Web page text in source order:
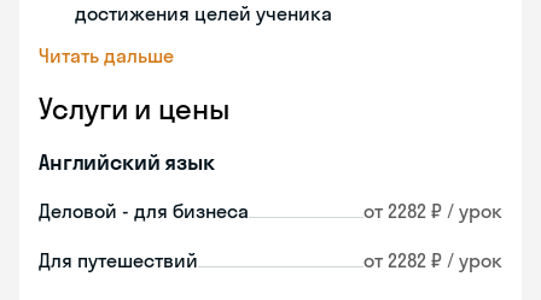
достижения целей ученика
Читать дальше
Услуги и цены
Английский язык
Деловой - для бизнеса от 2282 ₽ / урок
Для путешествий от 2282 ₽ / урок